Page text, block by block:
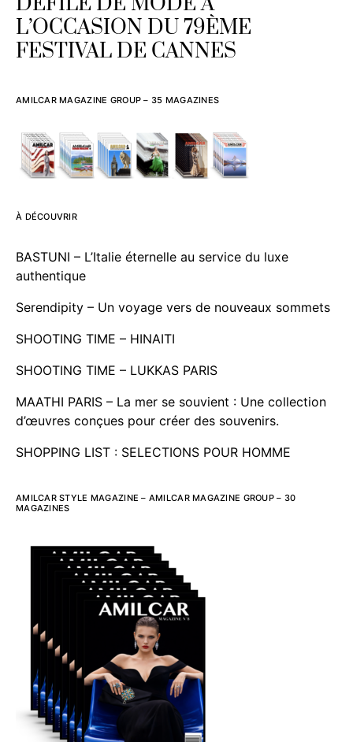
L’OCCASION DU 79ÈME
FESTIVAL DE CANNES
AMILCAR MAGAZINE GROUP – 35 MAGAZINES
À DÉCOUVRIR
BASTUNI – L’Italie éternelle au service du luxe
authentique
Serendipity – Un voyage vers de nouveaux sommets
SHOOTING TIME – HINAITI
SHOOTING TIME – LUKKAS PARIS
MAATHI PARIS – La mer se souvient : Une collection
d’œuvres conçues pour créer des souvenirs.
SHOPPING LIST : SELECTIONS POUR HOMME
AMILCAR STYLE MAGAZINE – AMILCAR MAGAZINE GROUP – 30
MAGAZINES